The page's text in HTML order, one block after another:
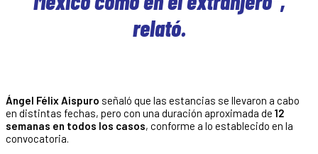
relató.
Ángel Félix Aispuro señaló que las estancias se llevaron a cabo
en distintas fechas, pero con una duración aproximada de 12
semanas en todos los casos, conforme a lo establecido en la
convocatoria.